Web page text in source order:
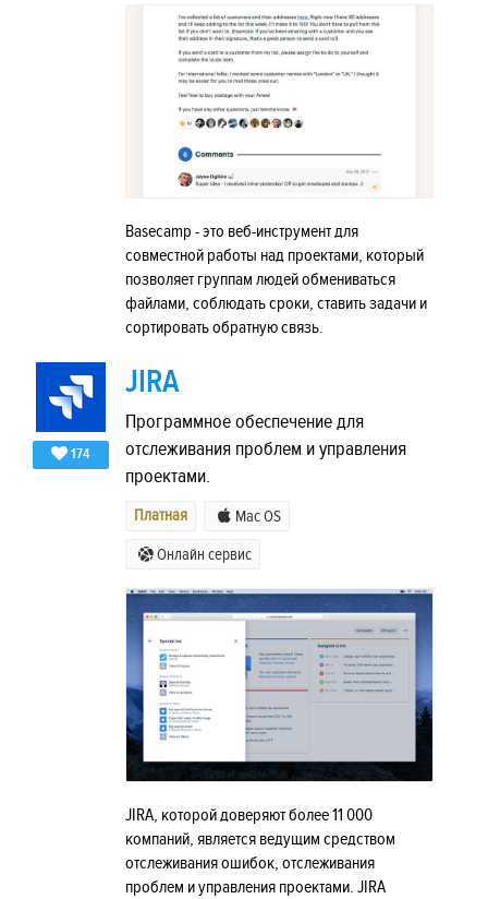
Basecamp - это веб-инструмент для
совместной работы над проектами, который
позволяет группам людей обмениваться
файлами, соблюдать сроки, ставить задачи и
сортировать обратную связь.
174
JIRA
Программное обеспечение для
отслеживания проблем и управления
проектами.
Платная Mac OS
Онлайн сервис
JIRA, которой доверяют более 11 000
компаний, является ведущим средством
отслеживания ошибок, отслеживания
проблем и управления проектами. JIRA